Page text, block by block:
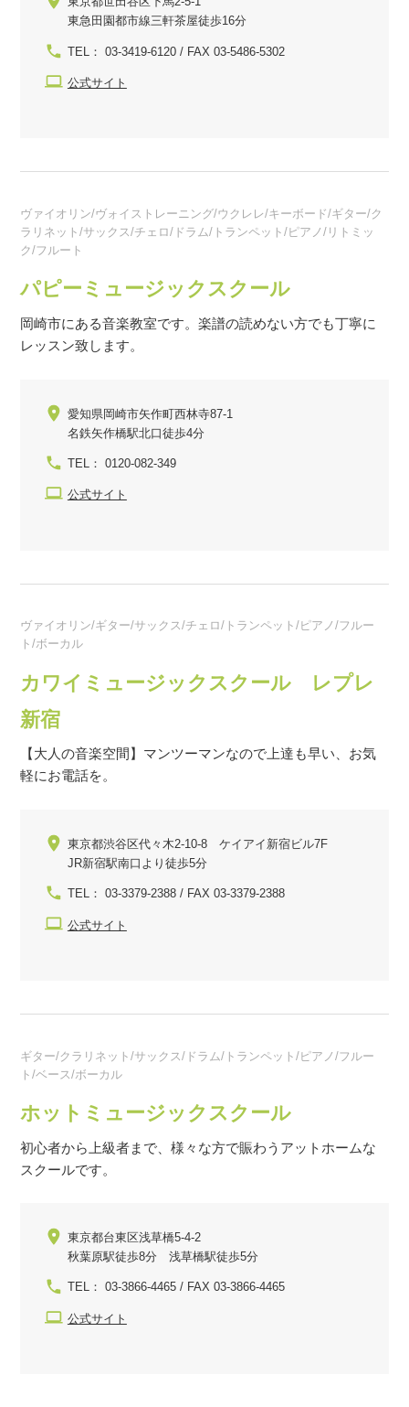
東急田園都市線三軒茶屋徒歩16分
TEL： 03-3419-6120 / FAX 03-5486-5302
公式サイト
ヴァイオリン/ヴォイストレーニング/ウクレレ/キーボード/ギター/ク
ラリネット/サックス/チェロ/ドラム/トランペット/ピアノ/リトミッ
ク/フルート
パピーミュージックスクール
岡崎市にある音楽教室です。楽譜の読めない方でも丁寧に
レッスン致します。
愛知県岡崎市矢作町西林寺87-1
名鉄矢作橋駅北口徒歩4分
TEL： 0120-082-349
公式サイト
ヴァイオリン/ギター/サックス/チェロ/トランペット/ピアノ/フルー
ト/ボーカル
カワイミュージックスクール レプレ
新宿
【大人の音楽空間】マンツーマンなので上達も早い、お気
軽にお電話を。
東京都渋谷区代々木2-10-8 ケイアイ新宿ビル7F
JR新宿駅南口より徒歩5分
TEL： 03-3379-2388 / FAX 03-3379-2388
公式サイト
ギター/クラリネット/サックス/ドラム/トランペット/ピアノ/フルー
ト/ベース/ボーカル
ホットミュージックスクール
初心者から上級者まで、様々な方で賑わうアットホームな
スクールです。
東京都台東区浅草橋5-4-2
秋葉原駅徒歩8分 浅草橋駅徒歩5分
TEL： 03-3866-4465 / FAX 03-3866-4465
公式サイト